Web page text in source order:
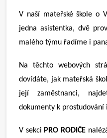
V naší mateřské škole o
jedna asistentka, dvě
malého týmu řadíme i
Na těchto webových
dovídáte, jak mateřská
její zaměstnanci,
dokumenty k prostudování
V sekci PRO RODIČE